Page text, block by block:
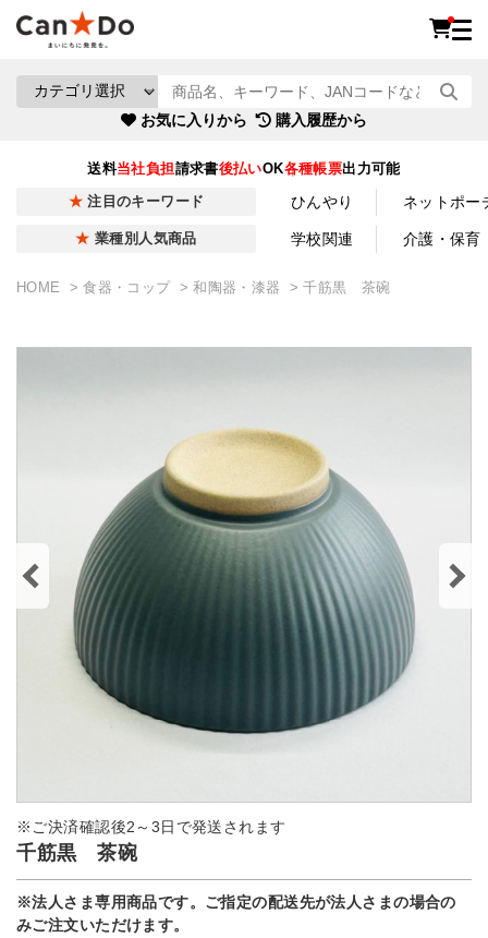
お気に入りから 購入履歴から
送料当社負担請求書後払いOK各種帳票出力可能
注目のキーワード ひんやり ネットポー
業種別人気商品 学校関連 介護・保育
HOME 食器・コップ 和陶器・漆器 千筋黒 茶碗
※ご決済確認後2～3日で発送されます
千筋黒 茶碗
※法人さま専用商品です。ご指定の配送先が法人さまの場合の
みご注文いただけます。